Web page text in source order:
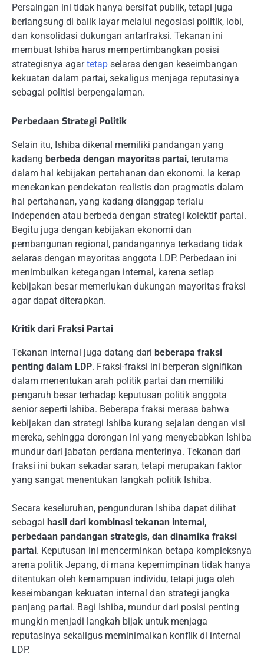
Persaingan ini tidak hanya bersifat publik, tetapi juga
berlangsung di balik layar melalui negosiasi politik, lobi,
dan konsolidasi dukungan antarfraksi. Tekanan ini
membuat Ishiba harus mempertimbangkan posisi
strategisnya agartetap selaras dengan keseimbangan
kekuatan dalam partai, sekaligus menjaga reputasinya
sebagai politisi berpengalaman.
Perbedaan Strategi Politik
Selain itu, Ishiba dikenal memiliki pandangan yang
kadang berbeda dengan mayoritas partai, terutama
dalam hal kebijakan pertahanan dan ekonomi. Ia kerap
menekankan pendekatan realistis dan pragmatis dalam
hal pertahanan, yang kadang dianggap terlalu
independen atau berbeda dengan strategi kolektif partai.
Begitu juga dengan kebijakan ekonomi dan
pembangunan regional, pandangannya terkadang tidak
selaras dengan mayoritas anggota LDP. Perbedaan ini
menimbulkan ketegangan internal, karena setiap
kebijakan besar memerlukan dukungan mayoritas fraksi
agar dapat diterapkan.
Kritik dari Fraksi Partai
Tekanan internal juga datang dari beberapa fraksi
penting dalam LDP. Fraksi-fraksi ini berperan signifikan
dalam menentukan arah politik partai dan memiliki
pengaruh besar terhadap keputusan politik anggota
senior seperti Ishiba. Beberapa fraksi merasa bahwa
kebijakan dan strategi Ishiba kurang sejalan dengan visi
mereka, sehingga dorongan ini yang menyebabkan Ishiba
mundur dari jabatan perdana menterinya. Tekanan dari
fraksi ini bukan sekadar saran, tetapi merupakan faktor
yang sangat menentukan langkah politik Ishiba.
Secara keseluruhan, pengunduran Ishiba dapat dilihat
sebagai hasil dari kombinasi tekanan internal,
perbedaan pandangan strategis, dan dinamika fraksi
partai. Keputusan ini mencerminkan betapa kompleksnya
arena politik Jepang, di mana kepemimpinan tidak hanya
ditentukan oleh kemampuan individu, tetapi juga oleh
keseimbangan kekuatan internal dan strategi jangka
panjang partai. Bagi Ishiba, mundur dari posisi penting
mungkin menjadi langkah bijak untuk menjaga
reputasinya sekaligus meminimalkan konflik di internal
LDP.